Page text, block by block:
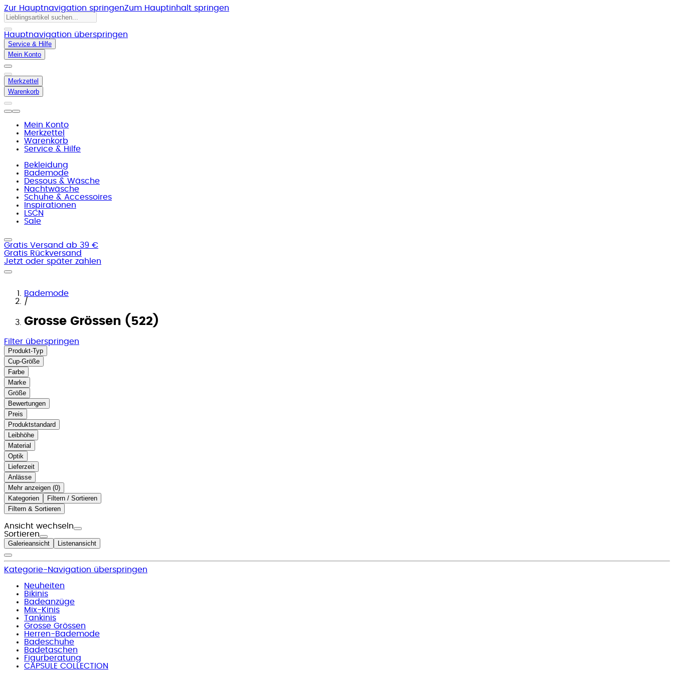
Zur Hauptnavigation springenZum Hauptinhalt springen
Hauptnavigation überspringen
Service & Hilfe
Mein Konto
Merkzettel
Warenkorb
Mein Konto
Merkzettel
Warenkorb
Service & Hilfe
Bekleidung
Bademode
Dessous & Wäsche
Nachtwäsche
Schuhe & Accessoires
Inspirationen
LSCN
Sale
Gratis Versand ab 39 €
Gratis Rückversand
Jetzt oder später zahlen
Bademode
/
Grosse Grössen (522)
Filter überspringen
Produkt-Typ
Cup-Größe
Farbe
Marke
Größe
Bewertungen
Preis
Produktstandard
Leibhöhe
Material
Optik
Lieferzeit
Anlässe
Mehr anzeigen ( )
Kategorien
Filtern / Sortieren
Filtern & Sortieren
Ansicht wechseln
Sortieren
Galerieansicht Listenansicht
Kategorie-Navigation überspringen
Neuheiten
Bikinis
Badeanzüge
Mix-Kinis
Tankinis
Grosse Grössen
Herren-Bademode
Badeschuhe
Badetaschen
Figurberatung
CAPSULE COLLECTION